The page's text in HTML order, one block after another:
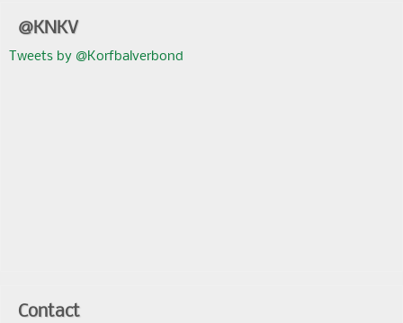
@KNKV
Tweets by @Korfbalverbond
Contact